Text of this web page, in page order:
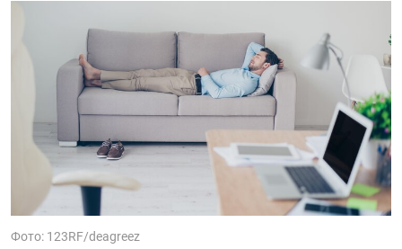
Фото: 123RF/deagreez